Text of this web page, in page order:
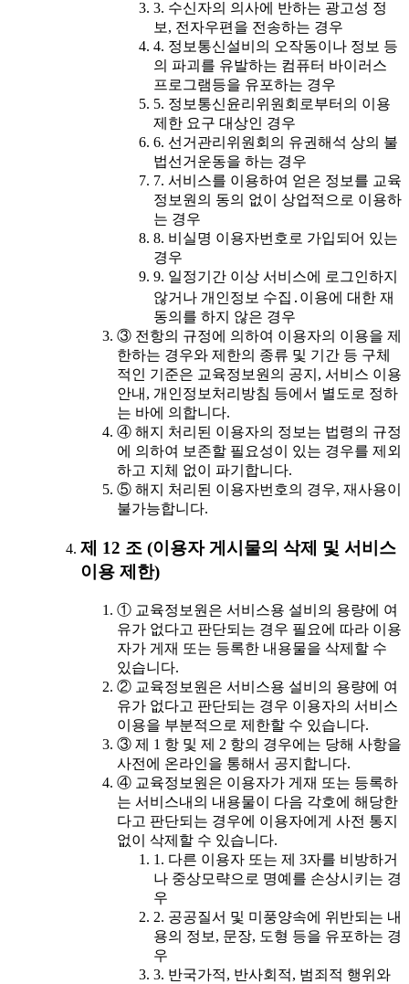
3. 수신자의 의사에 반하는 광고성 정
보, 전자우편을 전송하는 경우
4. 정보통신설비의 오작동이나 정보 등
의 파괴를 유발하는 컴퓨터 바이러스
프로그램등을 유포하는 경우
5. 정보통신윤리위원회로부터의 이용
제한 요구 대상인 경우
6. 선거관리위원회의 유권해석 상의 불
법선거운동을 하는 경우
7. 서비스를 이용하여 얻은 정보를 교육
정보원의 동의 없이 상업적으로 이용하
는 경우
8. 비실명 이용자번호로 가입되어 있는
경우
9. 일정기간 이상 서비스에 로그인하지
않거나 개인정보 수집․이용에 대한 재
동의를 하지 않은 경우
③ 전항의 규정에 의하여 이용자의 이용을 제
한하는 경우와 제한의 종류 및 기간 등 구체
적인 기준은 교육정보원의 공지, 서비스 이용
안내, 개인정보처리방침 등에서 별도로 정하
는 바에 의합니다.
④ 해지 처리된 이용자의 정보는 법령의 규정
에 의하여 보존할 필요성이 있는 경우를 제외
하고 지체 없이 파기합니다.
⑤ 해지 처리된 이용자번호의 경우, 재사용이
불가능합니다.
제 12 조 (이용자 게시물의 삭제 및 서비스
이용 제한)
① 교육정보원은 서비스용 설비의 용량에 여
유가 없다고 판단되는 경우 필요에 따라 이용
자가 게재 또는 등록한 내용물을 삭제할 수
있습니다.
② 교육정보원은 서비스용 설비의 용량에 여
유가 없다고 판단되는 경우 이용자의 서비스
이용을 부분적으로 제한할 수 있습니다.
③ 제 1 항 및 제 2 항의 경우에는 당해 사항을
사전에 온라인을 통해서 공지합니다.
④ 교육정보원은 이용자가 게재 또는 등록하
는 서비스내의 내용물이 다음 각호에 해당한
다고 판단되는 경우에 이용자에게 사전 통지
없이 삭제할 수 있습니다.
1. 다른 이용자 또는 제 3자를 비방하거
나 중상모략으로 명예를 손상시키는 경
우
2. 공공질서 및 미풍양속에 위반되는 내
용의 정보, 문장, 도형 등을 유포하는 경
우
3. 반국가적, 반사회적, 범죄적 행위와